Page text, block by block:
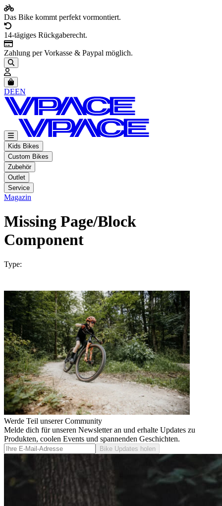
Das Bike kommt perfekt vormontiert.
14-tägiges Rückgaberecht.
Zahlung per Vorkasse & Paypal möglich.
Artikel im Warenkorb, Warenkorb anzeigen
DEEN
Kids Bikes
Custom Bikes
Zubehör
Outlet
Service
Magazin
Missing Page/Block
Component
Type:
Werde Teil unserer Community
Melde dich für unseren Newsletter an und erhalte Updates zu
Produkten, coolen Events und spannenden Geschichten.
Bike Updates holen